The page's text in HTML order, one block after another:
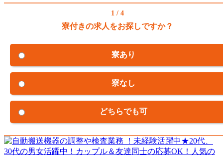
1 / 4
寮付きの求人をお探しですか？
寮あり
寮なし
どちらでも可